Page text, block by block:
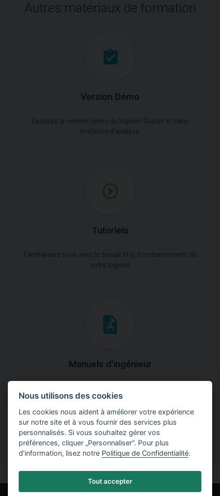
Autres matériaux de formation
Version Démo
Tutoriels
Manuels d'ingénieur
théoriques et pratiques du fonctionnement des
programmes.
Nous utilisons des cookies
Les cookies nous aident à améliorer votre expérience
sur notre site et à vous fournir des services plus
personnalisés. Si vous souhaitez gérer vos
préférences, cliquer „Personnaliser“. Pour plus
d’information, lisez notre Politique de Confidentialité.
Tout accepter